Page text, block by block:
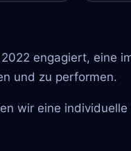
engagiert, eine
und zu performen.
wir eine